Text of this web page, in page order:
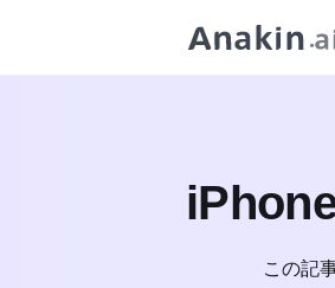
この記